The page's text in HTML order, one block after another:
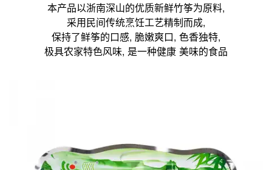
本产品以浙南深山的优质新鲜竹筝为原料,
采用民间传统烹饪工艺精制而成,
保持了鲜筝的口感, 脆嫩爽口, 色香独特,
极具农家特色风味, 是一种健康 美味的食品